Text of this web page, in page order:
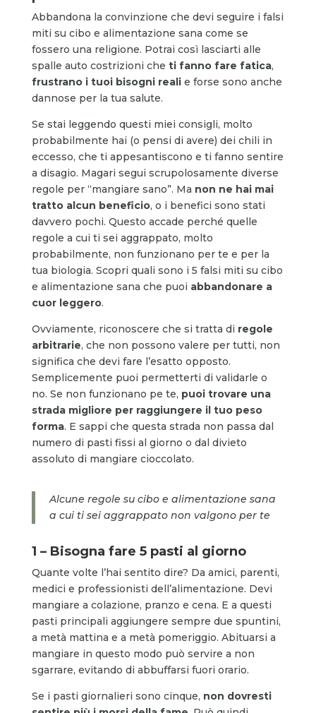
Abbandona la convinzione che devi seguire i falsi
miti su cibo e alimentazione sana come se
fossero una religione. Potrai così lasciarti alle
spalle auto costrizioni che ti fanno fare fatica,
frustrano i tuoi bisogni reali e forse sono anche
dannose per la tua salute.
Se stai leggendo questi miei consigli, molto
probabilmente hai (o pensi di avere) dei chili in
eccesso, che ti appesantiscono e ti fanno sentire
a disagio. Magari segui scrupolosamente diverse
regole per “mangiare sano”. Ma non ne hai mai
tratto alcun beneficio, o i benefici sono stati
davvero pochi. Questo accade perché quelle
regole a cui ti sei aggrappato, molto
probabilmente, non funzionano per te e per la
tua biologia. Scopri quali sono i 5 falsi miti su cibo
e alimentazione sana che puoi abbandonare a
cuor leggero.
Ovviamente, riconoscere che si tratta di regole
arbitrarie, che non possono valere per tutti, non
significa che devi fare l’esatto opposto.
Semplicemente puoi permetterti di validarle o
no. Se non funzionano pe te, puoi trovare una
strada migliore per raggiungere il tuo peso
forma. E sappi che questa strada non passa dal
numero di pasti fissi al giorno o dal divieto
assoluto di mangiare cioccolato.
Alcune regole su cibo e alimentazione sana
a cui ti sei aggrappato non valgono per te
1 – Bisogna fare 5 pasti al giorno
Quante volte l’hai sentito dire? Da amici, parenti,
medici e professionisti dell’alimentazione. Devi
mangiare a colazione, pranzo e cena. E a questi
pasti principali aggiungere sempre due spuntini,
a metà mattina e a metà pomeriggio. Abituarsi a
mangiare in questo modo può servire a non
sgarrare, evitando di abbuffarsi fuori orario.
Se i pasti giornalieri sono cinque, non dovresti